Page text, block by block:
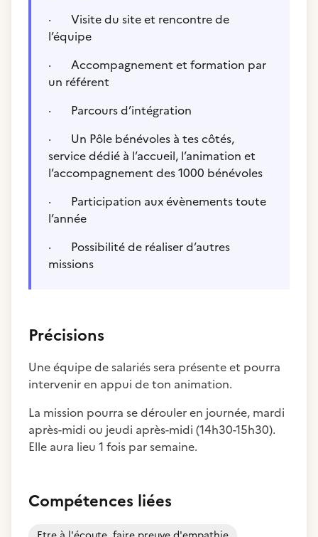
· Visite du site et rencontre de
l’équipe
· Accompagnement et formation par
un référent
· Parcours d’intégration
· Un Pôle bénévoles à tes côtés,
service dédié à l’accueil, l’animation et
l’accompagnement des 1000 bénévoles
· Participation aux évènements toute
l’année
· Possibilité de réaliser d’autres
missions
Précisions
Une équipe de salariés sera présente et pourra
intervenir en appui de ton animation.
La mission pourra se dérouler en journée, mardi
après-midi ou jeudi après-midi (14h30-15h30).
Elle aura lieu 1 fois par semaine.
Compétences liées